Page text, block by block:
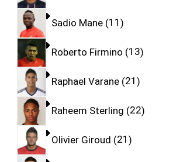
Sadio Mane 11
Roberto Firmino 13
Raphael Varane 21
Raheem Sterling 22
Olivier Giroud 21